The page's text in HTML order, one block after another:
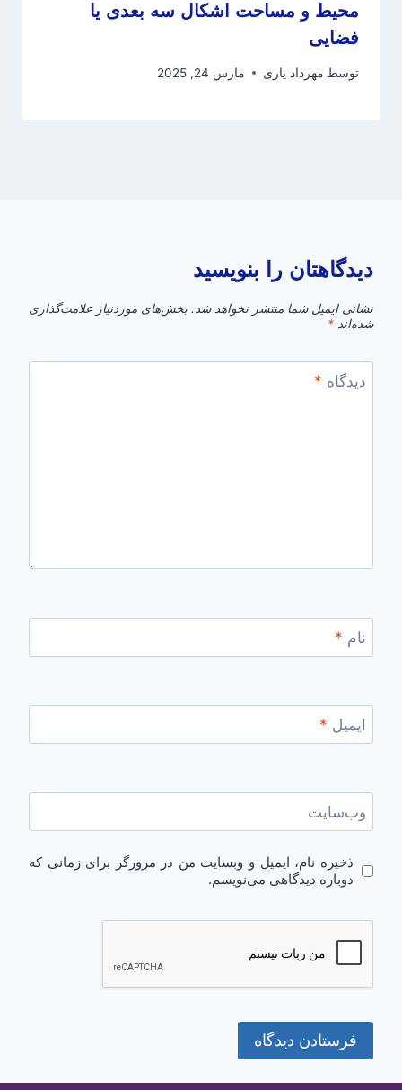
محیط و مساحت اشکال سه بعدی یا
فضایی
توسط مهرداد یاری مارس 24, 2025
دیدگاهتان را بنویسید
نشانی ایمیل شما منتشر نخواهد شد. بخش‌های موردنیاز علامت‌گذاری
شده‌اند *
دیدگاه *
نام *
ایمیل *
وب‌سایت
ذخیره نام، ایمیل و وبسایت من در مرورگر برای زمانی که
دوباره دیدگاهی می‌نویسم.